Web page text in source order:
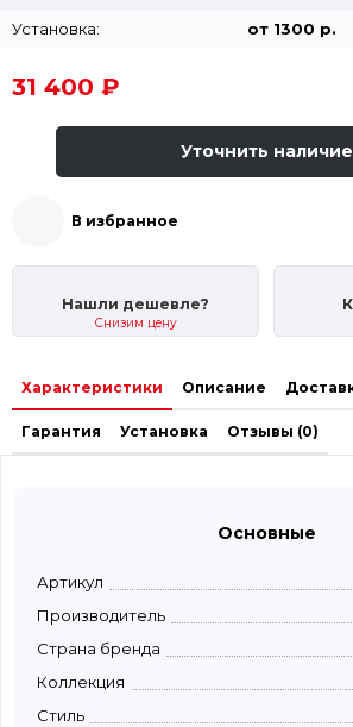
Установка:
от 1300 p.
31 400 ₽
Уточнить наличие
В избранное
Нашли дешевле?
Снизим цену
Характеристики Описание
Гарантия Установка Отзывы (0)
Основные
Артикул
Производитель
Страна бренда
Коллекция
Стиль